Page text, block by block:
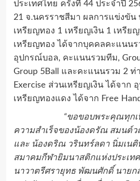
ประเทศไทย ครั้งที่ 44 ประจำปี
21 จ.นครราชสีมา ผลการแข่งขัน
เหรียญทอง 1 เหรียญเงิน 1 เหรีย
เหรียญทอง ได้จากบุคคลคะแนน
อุปกรณ์บอล, คะแนนรวมทีม,
Group 5Ball และคะแนนรวม 2 ท่
Exercise ส่วนเหรียญเงิน ได้จาก
เหรียญทองแดง ได้จาก Free
“ขอขอบพระคุณทุกเบื้อ
ความสำเร็จของน้องดรัณ สมนต์
และ น้องดริณ วรินทร์ลดา นิ่มเน
สมาคมกีฬายิมนาสติกแห่งประเท
นาวาตรีศรายุทธ พัฒนศักดิ์ นายก